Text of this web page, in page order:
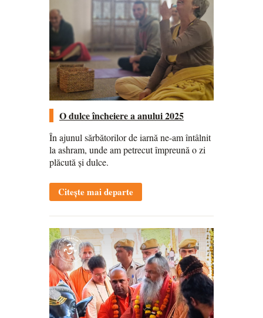
O dulce încheiere a anului 2025
În ajunul sărbătorilor de iarnă ne-am întâlnit
la ashram, unde am petrecut împreună o zi
plăcută și dulce.
Citește mai departe